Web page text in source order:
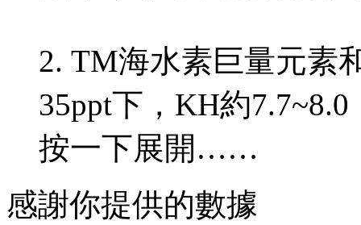
2. TM海水素巨量元素
35ppt下，KH約
按一下展開……
感謝你提供的數據